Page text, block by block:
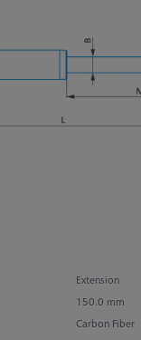
Extension
150.0 mm
Carbon Fiber